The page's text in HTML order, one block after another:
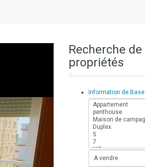
Recherche de
propriétés
Information de Base